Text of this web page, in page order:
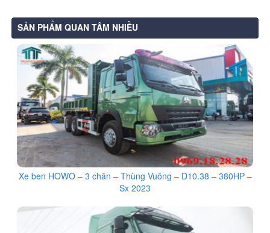
SẢN PHẨM QUAN TÂM NHIỀU
Xe ben HOWO – 3 chân – Thùng Vuông – D10.38 – 380HP –
Sx 2023